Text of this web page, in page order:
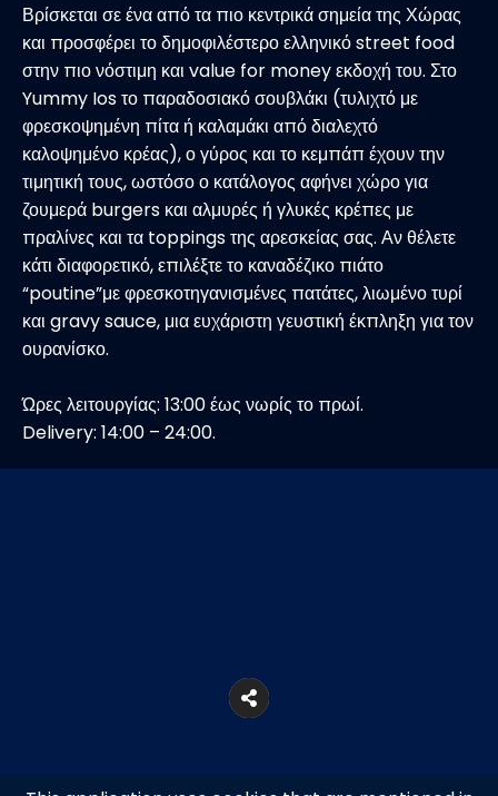
Βρίσκεται σε ένα από τα πιο κεντρικά σημεία της Χώρας
και προσφέρει το δημοφιλέστερο ελληνικό street food
στην πιο νόστιμη και value for money εκδοχή του. Στο
Yummy Ios το παραδοσιακό σουβλάκι (τυλιχτό με
φρεσκοψημένη πίτα ή καλαμάκι από διαλεχτό
καλοψημένο κρέας), ο γύρος και το κεμπάπ έχουν την
τιμητική τους, ωστόσο ο κατάλογος αφήνει χώρο για
ζουμερά burgers και αλμυρές ή γλυκές κρέπες με
πραλίνες και τα toppings της αρεσκείας σας. Αν θέλετε
κάτι διαφορετικό, επιλέξτε το καναδέζικο πιάτο
“poutine”με φρεσκοτηγανισμένες πατάτες, λιωμένο τυρί
και gravy sauce, μια ευχάριστη γευστική έκπληξη για τον
ουρανίσκο.
Ώρες λειτουργίας: 13:00 έως νωρίς το πρωί.
Delivery: 14:00 – 24:00.